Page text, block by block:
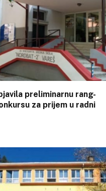
preliminarnu rang-
za prijem u radni